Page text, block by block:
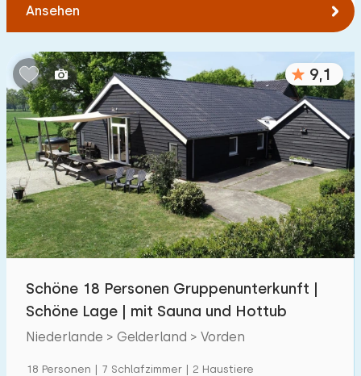
Kinderfreundlich
Kindermöbel
Eingezäunter Garten 600 +
Spielgeräte im Garten 500
Hallenbad 900 +
Freibad 1000 +
Kinderanimation 1000 +
Kindereinrichtungen im Park 1300 +
Zugänglichkeit
Ansehen
9,1
Schöne 18 Personen Gruppenunterkunft |
Schöne Lage | mit Sauna und Hottub
Niederlande > Gelderland > Vorden
18 Personen | 7 Schlafzimmer | 2 Haustiere